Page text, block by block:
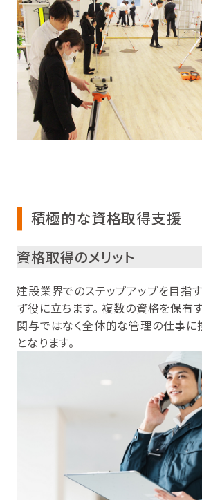
積極的な資格取得支援
資格取得のメリット
建設業界でのステップアップを目指
ず役に立ちます。 複数の資格を保有
関与ではなく全体的な管理の仕事に
となります。